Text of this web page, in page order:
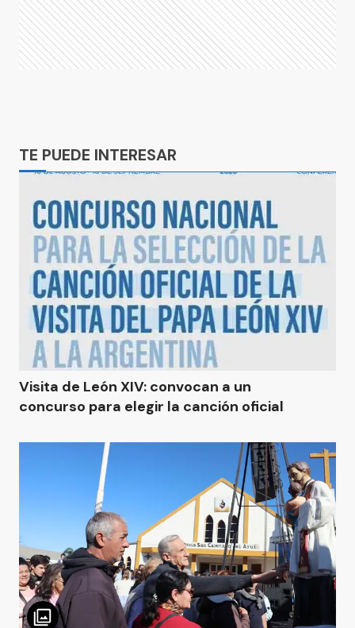
TE PUEDE INTERESAR
Visita de León XIV: convocan a un
concurso para elegir la canción oficial